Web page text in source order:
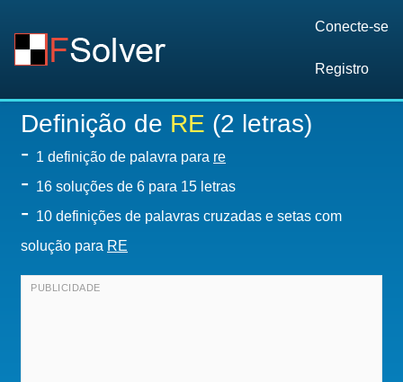
Conecte-se
Registro
Definição de RE (2 letras)
- 1 definição de palavra para re
- 16 soluções de 6 para 15 letras
- 10 definições de palavras cruzadas e setas com
solução para RE